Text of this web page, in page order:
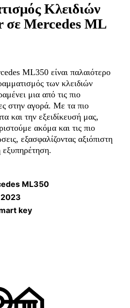
Κλειδιών
Mercedes ML
ML350 είναι παλαιότερο
των κλειδιών
μια από τις πιο
στην αγορά. Με τα πιο
και την εξειδίκευσή μας,
ακόμα και τις πιο
εξασφαλίζοντας αξιόπιστη
εξυπηρέτηση.
ML350
2023
key